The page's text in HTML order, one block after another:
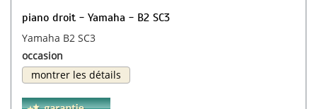
piano droit - Yamaha - B2 SC3
Yamaha B2 SC3
occasion
montrer les détails